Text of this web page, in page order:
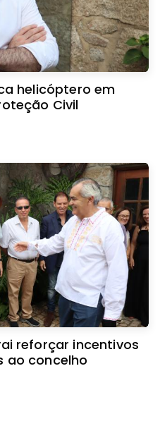
helicóptero em
Civil
reforçar incentivos
ao concelho